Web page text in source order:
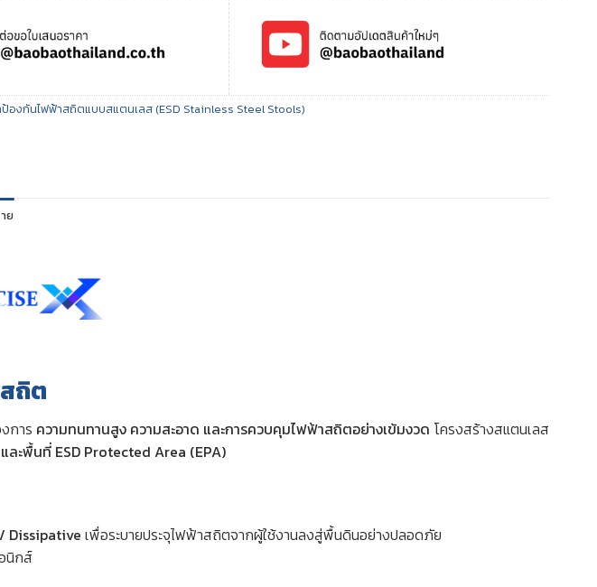
องกันไฟฟ้าสถิตแบบสแตนเลส (ESD Stainless Steel Stools)
ย
ถิต
การ ความทนทานสูง ความสะอาด และการควบคุมไฟฟ้าสถิตอย่างเข้มงวด โครงสร้างสแตนเลส
ละพื้นที่ ESD Protected Area (EPA)
Dissipative เพื่อระบายประจุไฟฟ้าสถิตจากผู้ใช้งานลงสู่พื้นดินอย่างปลอดภัย
นิกส์